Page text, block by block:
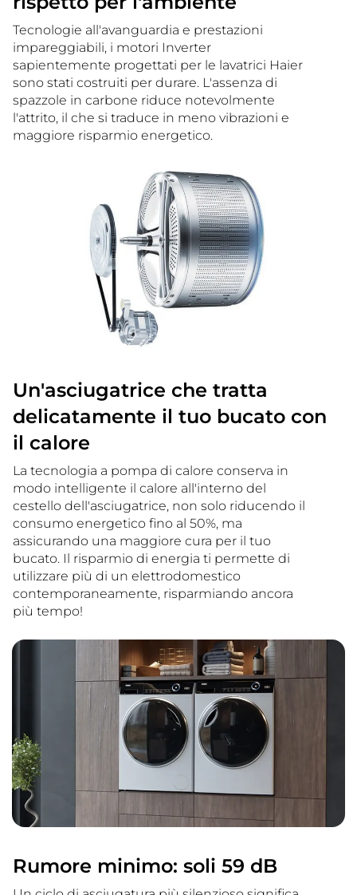
Tecnologie all'avanguardia e prestazioni
impareggiabili, i motori Inverter
sapientemente progettati per le lavatrici Haier
sono stati costruiti per durare. L'assenza di
spazzole in carbone riduce notevolmente
l'attrito, il che si traduce in meno vibrazioni e
maggiore risparmio energetico.
Un'asciugatrice che tratta
delicatamente il tuo bucato con
il calore
La tecnologia a pompa di calore conserva in
modo intelligente il calore all'interno del
cestello dell'asciugatrice, non solo riducendo il
consumo energetico fino al 50%, ma
assicurando una maggiore cura per il tuo
bucato. Il risparmio di energia ti permette di
utilizzare più di un elettrodomestico
contemporaneamente, risparmiando ancora
più tempo!
Rumore minimo: soli 59 dB